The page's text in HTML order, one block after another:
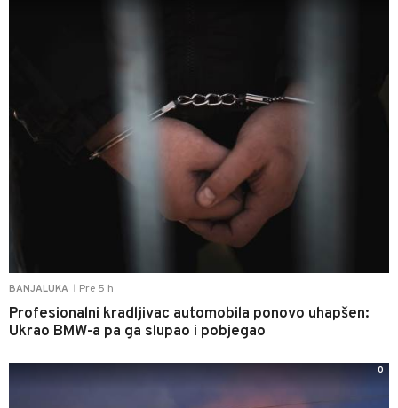
BANJALUKA Pre 5 h
Profesionalni kradljivac automobila ponovo uhapšen:
Ukrao BMW-a pa ga slupao i pobjegao
0